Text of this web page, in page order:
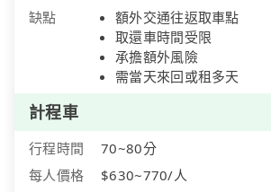
缺點
額外交通往返取車點
取還車時間受限
承擔額外風險
需當天來回或租多天
計程車
行程時間
70~80分
每人價格
$630~770/人